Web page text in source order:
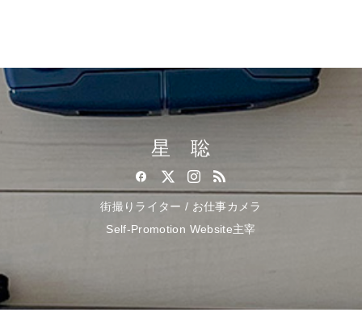
星 聡
街撮りライター / お仕事カメラ
Self-Promotion Website主宰